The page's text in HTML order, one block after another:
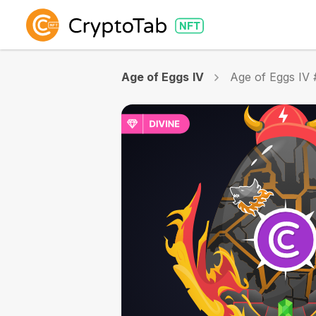
Age of Eggs IV Age of Eggs IV